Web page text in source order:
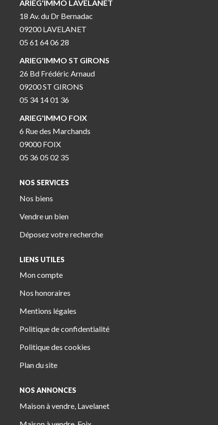
ARIEG'IMMO LAVELANET
18 Av. du Dr Bernadac
09200 LAVELANET
05 61 64 06 28
ARIEG'IMMO ST GIRONS
26 Bd Frédéric Arnaud
09200 ST GIRONS
05 34 14 01 36
ARIEG'IMMO FOIX
6 Rue des Marchands
09000 FOIX
05 36 05 02 35
NOS SERVICES
Nos biens
Vendre un bien
Déposez votre recherche
LIENS UTILES
Mon compte
Nos honoraires
Mentions légales
Politique de confidentialité
Politique des cookies
Plan du site
NOS ANNONCES
Maison à vendre, Lavelanet